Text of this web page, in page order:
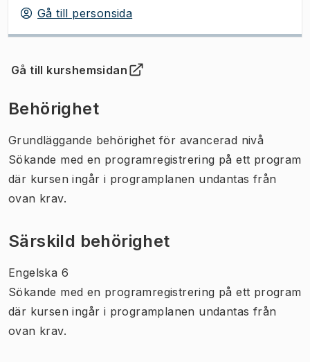
Gå till personsida
Gå till kurshemsidan
(Öppnas i ny flik)
Behörighet
Grundläggande behörighet för avancerad nivå
Sökande med en programregistrering på ett program
där kursen ingår i programplanen undantas från
ovan krav.
Särskild behörighet
Engelska 6
Sökande med en programregistrering på ett program
där kursen ingår i programplanen undantas från
ovan krav.